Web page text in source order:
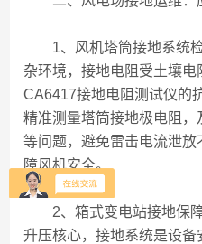
1、风机塔筒接地系统检
杂环境，接地电阻受土壤电
CA6417接地电阻测试仪的
精准测量塔筒接地极电阻
等问题，避免雷击电流泄
障风机安全。
2、箱式变电站接地保障
升压核心，接地系统是设